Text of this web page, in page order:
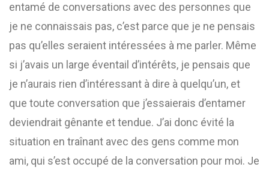
entamé de conversations avec des personnes que
je ne connaissais pas, c’est parce que je ne pensais
pas qu’elles seraient intéressées à me parler. Même
si j’avais un large éventail d’intérêts, je pensais que
je n’aurais rien d’intéressant à dire à quelqu’un, et
que toute conversation que j’essaierais d’entamer
deviendrait gênante et tendue. J’ai donc évité la
situation en traînant avec des gens comme mon
ami, qui s’est occupé de la conversation pour moi. Je